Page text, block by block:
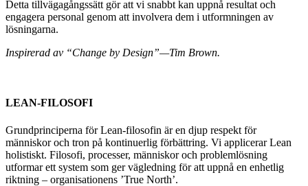
Detta tillvägagångssätt gör att vi snabbt kan uppnå resultat och
engagera personal genom att involvera dem i utformningen av
lösningarna.
Inspirerad av “Change by Design”—Tim Brown.
LEAN-FILOSOFI
Grundprinciperna för Lean-filosofin är en djup respekt för
människor och tron på kontinuerlig förbättring. Vi applicerar Lean
holistiskt. Filosofi, processer, människor och problemlösning
utformar ett system som ger vägledning för att uppnå en enhetlig
riktning – organisationens ’True North’.